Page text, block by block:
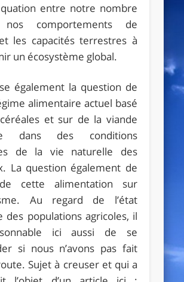
entre notre nombre
nos comportements de
les capacités terrestres à
un écosystème global.
également la question de
alimentaire actuel basé
et sur de la viande
dans des conditions
de la vie naturelle des
La question également de
cette alimentation sur
Au regard de l’état
des populations agricoles, il
ici aussi de se
si nous n’avons pas fait
Sujet à creuser et qui a